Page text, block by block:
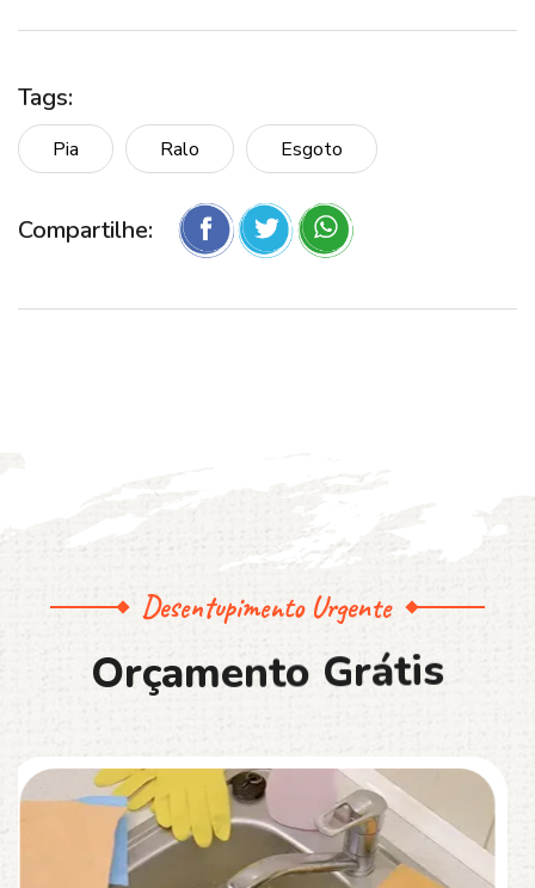
Tags:
Pia Ralo Esgoto
Compartilhe:
Desentupimento Urgente
Orçamento Grátis